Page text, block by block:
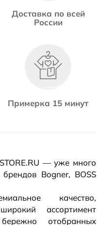
Доставка по всей
России
Примерка 15 минут
— уже много
Bogner, BOSS
качество,
ассортимент
отобранных